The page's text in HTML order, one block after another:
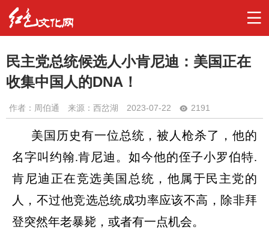
民主党总统候选人小肯尼迪：美国正在
收集中国人的DNA！
作者： 周伯通 来源：西岔湖 2023-07-22 2191
美国历史有一位总统，被人枪杀了，他的
名字叫约翰.肯尼迪。如今他的侄子小罗伯特.
肯尼迪正在竞选美国总统，他属于民主党的
人，不过他竞选总统成功率应该不高，除非拜
登突然年老暴毙，或者有一点机会。